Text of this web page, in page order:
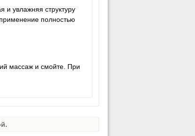
и увлажняя структуру
полностью
массаж и смойте. При